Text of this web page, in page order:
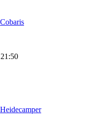
Cobaris
Heidecamper